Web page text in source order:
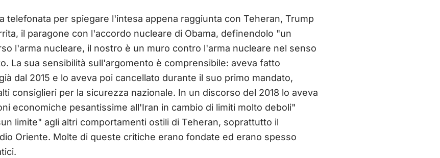
telefonata per spiegare l'intesa appena raggiunta con Teheran, Trump
il paragone con l'accordo nucleare di Obama, definendolo "un
l'arma nucleare, il nostro è un muro contro l'arma nucleare nel senso
La sua sensibilità sull'argomento è comprensibile: aveva fatto
dal 2015 e lo aveva poi cancellato durante il suo primo mandato,
consiglieri per la sicurezza nazionale. In un discorso del 2018 lo aveva
economiche pesantissime all'Iran in cambio di limiti molto deboli"
limite" agli altri comportamenti ostili di Teheran, soprattutto il
Oriente. Molte di queste critiche erano fondate ed erano spesso